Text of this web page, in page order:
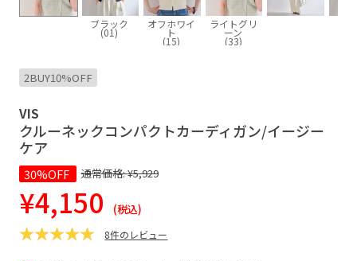
ブラック
(01)
オフホワイ
ト
(15)
ライトグリ
ーン
(33)
2BUY10%OFF
VIS
クルーネックコンパクトカーディガン/イージー
ケア
30%OFF 通常価格:¥5,929
¥4,150 (税込)
8件のレビュー